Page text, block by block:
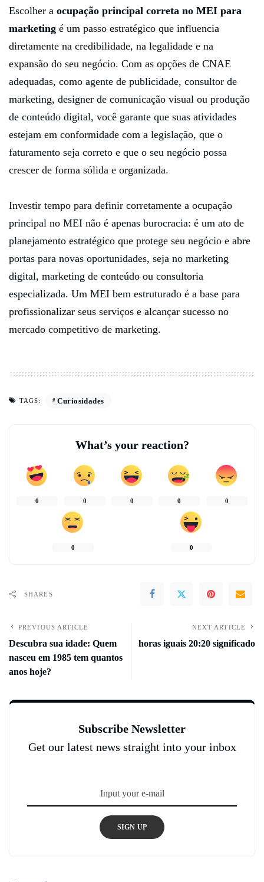
Escolher a ocupação principal correta no MEI para
marketing é um passo estratégico que influencia
diretamente na credibilidade, na legalidade e na
expansão do seu negócio. Com as opções de CNAE
adequadas, como agente de publicidade, consultor de
marketing, designer de comunicação visual ou produção
de conteúdo digital, você garante que suas atividades
estejam em conformidade com a legislação, que o
faturamento seja correto e que o seu negócio possa
crescer de forma sólida e organizada.
Investir tempo para definir corretamente a ocupação
principal no MEI não é apenas burocracia: é um ato de
planejamento estratégico que protege seu negócio e abre
portas para novas oportunidades, seja no marketing
digital, marketing de conteúdo ou consultoria
especializada. Um MEI bem estruturado é a base para
profissionalizar seus serviços e alcançar sucesso no
mercado competitivo de marketing.
TAGS: Curiosidades
What’s your reaction?
0 0 0 0 0
0 0
SHARES
PREVIOUS ARTICLE
Descubra sua idade: Quem
nasceu em 1985 tem quantos
anos hoje?
NEXT ARTICLE
horas iguais 20:20 significado
Subscribe Newsletter
Get our latest news straight into your inbox
SIGN UP